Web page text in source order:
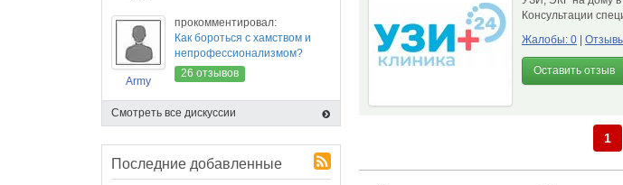
Консультации
Жалобы: 0
Оставить отзыв
1
Army
прокомментировал:
Как бороться с хамством и
непрофессионализмом?
26 отзывов
Смотреть все дискуссии
Последние добавленные